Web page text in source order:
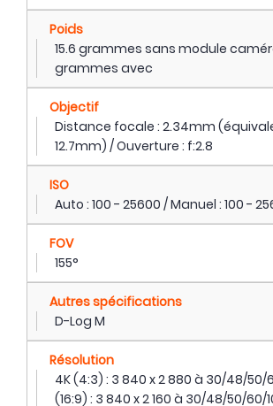
Poids
15.6 grammes sans module
grammes avec
Objectif
Distance focale : 2.34mm
12.7mm) / Ouverture : f:2.8
ISO
Auto : 100 - 25600 / Manuel : 100 -
FOV
155°
Autres spécifications
D-Log M
Résolution
4K (4:3) : 3 840 x 2 880 à 30/48/50/
(16:9) : 3 840 x 2 160 à 30/48/50/60/